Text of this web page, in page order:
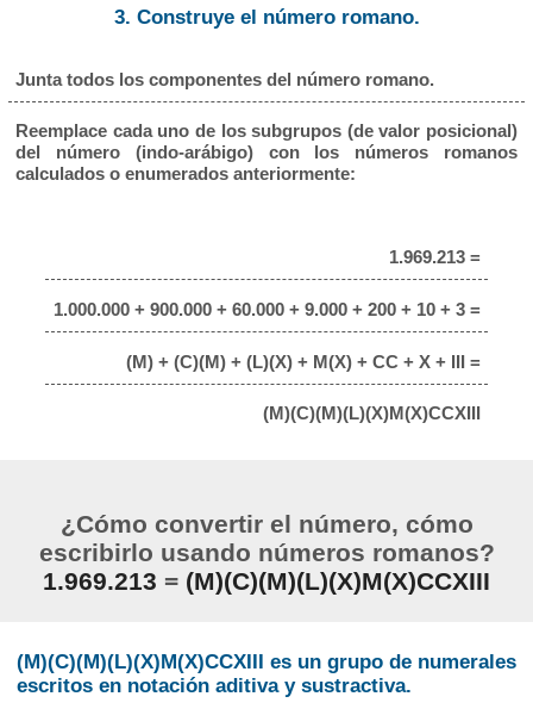
3. Construye el número romano.
Junta todos los componentes del número romano.
Reemplace cada uno de los subgrupos (de valor posicional)
del número (indo-arábigo) con los números romanos
calculados o enumerados anteriormente:
1.969.213 =
1.000.000 + 900.000 + 60.000 + 9.000 + 200 + 10 + 3 =
(M) + (C)(M) + (L)(X) + M(X) + CC + X + III =
(M)(C)(M)(L)(X)M(X)CCXIII
¿Cómo convertir el número, cómo
escribirlo usando números romanos?
1.969.213 = (M)(C)(M)(L)(X)M(X)CCXIII
(M)(C)(M)(L)(X)M(X)CCXIII es un grupo de numerales
escritos en notación aditiva y sustractiva.